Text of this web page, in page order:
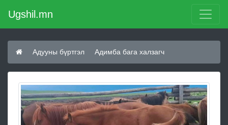
Ugshil.mn
Адууны бүртгэл Адимба бага халзагч